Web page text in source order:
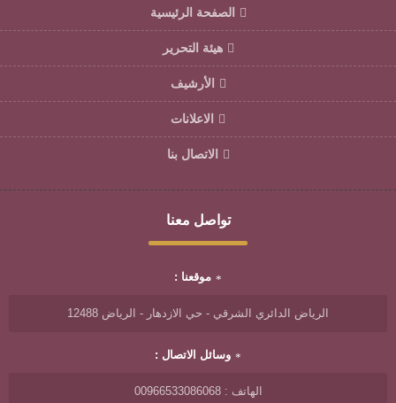
الصفحة الرئيسية
هيئة التحرير
الأرشيف
الاعلانات
الاتصال بنا
تواصل معنا
موقعنا :
الرياض الدائري الشرقي - حي الازدهار - الرياض 12488
وسائل الاتصال :
الهاتف : 00966533086068